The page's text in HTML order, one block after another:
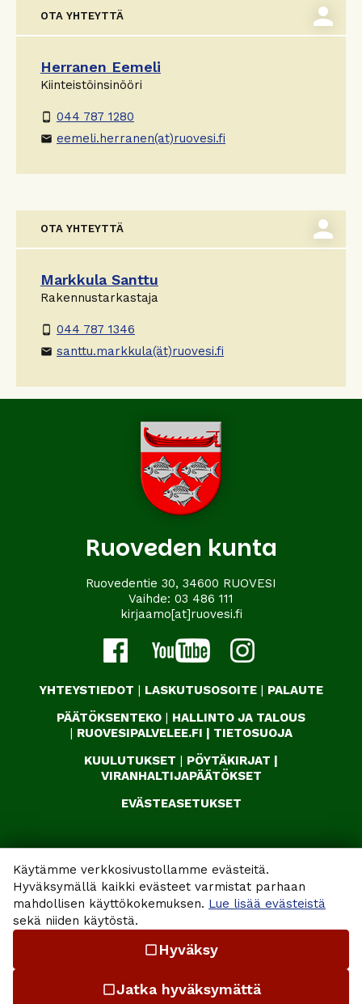
Käytämme verkkosivustollamme evästeitä.
Hyväksymällä kaikki evästeet varmistat parhaan
mahdollisen käyttökokemuksen. Lue lisää evästeistä
sekä niiden käytöstä.
check_box_outline_blank Hyväksy
check_box_outline_blankJatka hyväksymättä
OTA YHTEYTTÄ person
Herranen Eemeli
Kiinteistöinsinööri
phone_android 044 787 1280
email eemeli.herranen(at)ruovesi.fi
OTA YHTEYTTÄ person
Markkula Santtu
Rakennustarkastaja
phone_android 044 787 1346
email santtu.markkula(ät)ruovesi.fi
Ruoveden kunta
Ruovedentie 30, 34600 RUOVESI
Vaihde: 03 486 111
kirjaamo[at]ruovesi.fi
YHTEYSTIEDOT | LASKUTUSOSOITE | PALAUTE
PÄÄTÖKSENTEKO | HALLINTO JA TALOUS
| RUOVESIPALVELEE.FI | TIETOSUOJA
KUULUTUKSET | PÖYTÄKIRJAT |
VIRANHALTIJAPÄÄTÖKSET
EVÄSTEASETUKSET